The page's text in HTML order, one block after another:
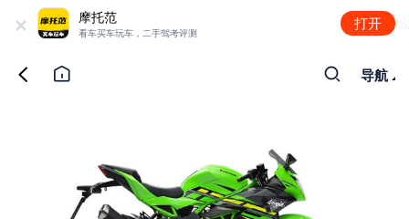
+ 摩托范
看车买车玩车，二手驾考评测
打开
导航